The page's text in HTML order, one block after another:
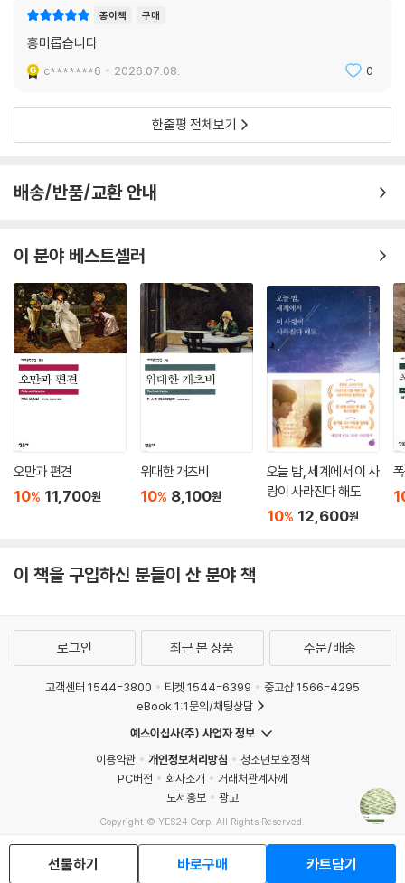
--- p.223
내가 보기에는 세상에 암호만큼 역사에 반하고 역사를 떼어 놓는 일은 없
습니다. 역사가 뒤에 오는 자에게 부담과 장애가 되다니 얼마나 잔혹하고
--- p.227
천재 룽진전은 바로 이런 사람이었습니다. 수많은 책을 읽었고 학문이 깊
었으며 기상천외한 아이디어를 쏟아 냈지만 실생활에서는 무지하고 어리
--- p.240
룽 선생은 어떤 비밀을 가족에게 수십 년, 아니 한평생을 숨겨야 한다는 것
은 불공평하다고 말했다. 하지만 그러지 않을 경우에 국가가 존립하지 못
한다면, 적어도 그럴 위험이 있다면 불공평해도 받아들일 수밖에 없다고
했다. 룽 선생의 이 말을 듣고 나도 모르게 아버지에 대한 존경심이 커졌다.
--- p.315
“생각해 보세요. 수학 천재가 어려서부터 꿈의 세계에 정통하고 중국과 서
양의 지식을 섭렵했으며 또 새롭게 뇌의 비밀까지 연구하고 있었습니다.
그야말로 하늘이 내린 암호 해독의 인재인데 어떻게 내 마음이 흔들리지
않겠습니까?”
--- p.319
백수의 왕!
그 시절 룽진전의 까맣던 머리칼이 조금씩 바래는 것을 내 눈으로 보았습
니다. 몸도 조금씩 쪼그라들더군요. 마치 그래야 블랙코드의 미궁을 비집
고 들어가기 더 편한 것처럼 말이죠. 이 정도면 룽진전이 블랙코드 때문에
치른 대가가 얼마나 컸을지 상상이 갈 겁니다. 블랙코드를 씹어 삼키려고
사실 암호 제작은 정신병자에 가까워지는 일입니다. 정신병자에 가까워질
워질수록 정신병자에 가까워지지요. 천재와 정신병자는 구조적으로 상응
합니다. 정말 놀라운 일이죠. 그래서 나는 지금껏 정신병자를 무시한 적이
들이었습니다. 그들은 보기 드문 재능과 식견으로 명예와 이익을 얻을 수
있었습니다. 하지만 특수한 직업에 종사하는 까닭에 줄곧 세속의 햇빛이
전혀 닿지 않는 구석에서 생활해야만 했습니다. 그들의 이야기, 그들의 감
정, 그들의 운명은 우리의 영원한 비밀입니다.”
현재 마이자(麦家)의 작품은 전 세계에 34개 언어로 번역되어 있으며 중
국 현지를 넘어 해외에서 폭넓은 영향력을 발휘하고 있어 중국 현대 문단
게 쉽지 않았다. 그의 첫 장편 소설 『암호 해독자』는 정치적으로 민감한 소
다주었다.
마이자의 여러 작품들은 영화와 드라마로 각색되었고 중국 내에서 이른바
‘마이자표 첩보 소설’이라는 브랜드를 형성하고 있다. 대표적인 첩보전 3
부작은 『암호 해독자』(2002), 『암산』(2003), 『풍성』(2007)이다. 『암
산』은 2008년 중국에서 가장 권위 있는 문학상인 마오둔 문학상을 수상
해 문단에서도 높은 평가를 받았고 『풍성』(2007)은 한국 영화 「유령」(20
23)으로 각색되기도 했다. 이후 향토 및 인간성 탐색으로 방향을 튼 『인생
이라는 바다』(2019) 등은 판매량 1000만 부 이상을 달성했다. 특히 『인생
이라는 바다』는 2023년 말 누적 판매량 400만 부로 중국 문학 도서 시장
에서 신기록을 세웠다.
마이자는 중국 현대 문학에서 대중적 베스트셀러 작가이면서도 동시에 문
척했다는 평가를 받는다. 암호를 해독하는 이야기이면서 동시에 인간이라
종이책 구매
흥미롭습니다
c*******6 2026.07.08. 0
한줄평 전체보기
배송/반품/교환 안내
이 분야 베스트셀러
오만과 편견
10% 11,700원
위대한 개츠비
10% 8,100원
오늘 밤, 세계에서 이 사
랑이 사라진다 해도
10% 12,600원
이 책을 구입하신 분들이 산 분야 책
선물하기 바로구매 카트담기
로그인 최근 본 상품 주문/배송
고객센터 1544-3800 티켓 1544-6399
중고샵 1566-4295
eBook 1:1문의/채팅상담
예스이십사(주) 사업자 정보
이용약관
개인정보처리방침
청소년보호정책
PC버전
회사소개
거래처관계자께
도서홍보
광고
Copyright © YES24 Corp. All Rights Reserved.